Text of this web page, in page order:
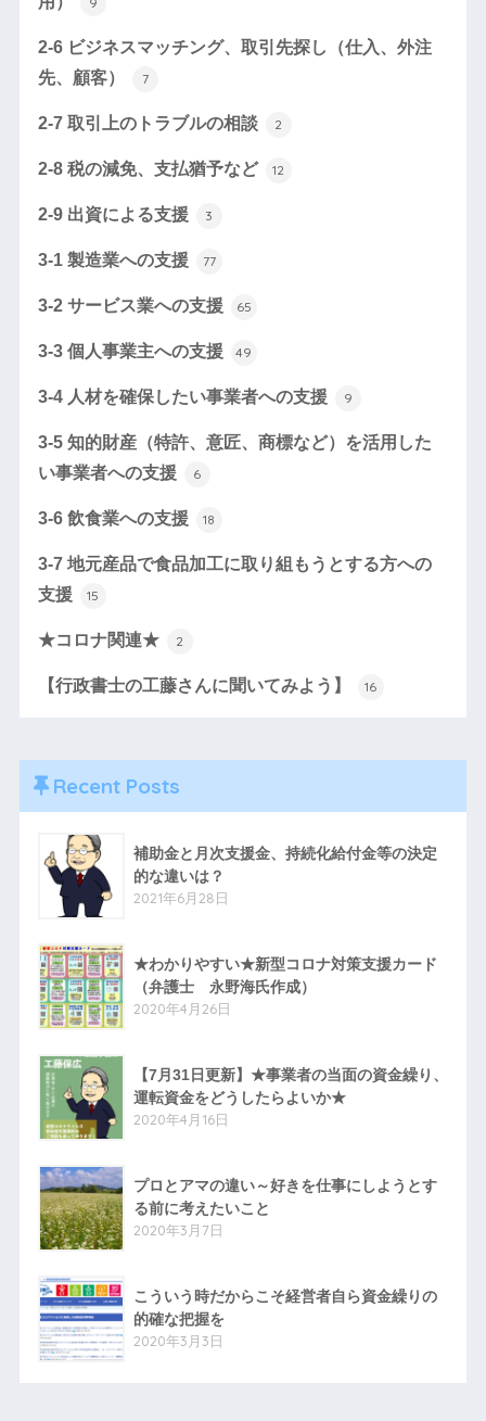
2-6 ビジネスマッチング、取引先探し（仕入、外注
先、顧客）
7
2-7 取引上のトラブルの相談 2
2-8 税の減免、支払猶予など 12
2-9 出資による支援 3
3-1 製造業への支援 77
3-2 サービス業への支援 65
3-3 個人事業主への支援 49
3-4 人材を確保したい事業者への支援 9
3-5 知的財産（特許、意匠、商標など）を活用した
い事業者への支援
6
3-6 飲食業への支援 18
3-7 地元産品で食品加工に取り組もうとする方への
支援
15
★コロナ関連★ 2
【行政書士の工藤さんに聞いてみよう】 16
Recent Posts
補助金と月次支援金、持続化給付金等の決定
的な違いは？
2021年6月28日
★わかりやすい★新型コロナ対策支援カード
（弁護士 永野海氏作成）
2020年4月26日
【7月31日更新】★事業者の当面の資金繰り、
運転資金をどうしたらよいか★
2020年4月16日
プロとアマの違い～好きを仕事にしようとす
る前に考えたいこと
2020年3月7日
こういう時だからこそ経営者自ら資金繰りの
的確な把握を
2020年3月3日